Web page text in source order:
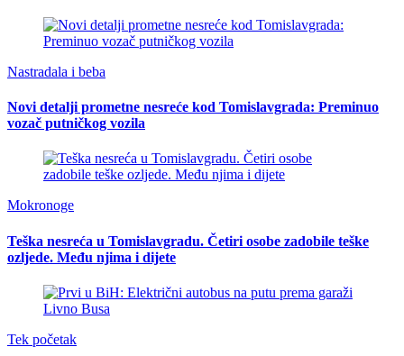
Nastradala i beba
Novi detalji prometne nesreće kod Tomislavgrada: Preminuo
vozač putničkog vozila
Mokronoge
Teška nesreća u Tomislavgradu. Četiri osobe zadobile teške
ozljede. Među njima i dijete
Tek početak